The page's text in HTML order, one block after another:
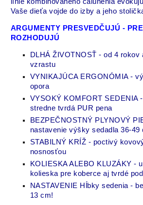
línie kombinovaného čalúnenia
Vaše dieťa vojde do izby a jeho
ARGUMENTY PRESVEDČUJÚ -
ROZHODUJÚ
DLHÁ ŽIVOTNOSŤ - od 4 rokov
vzrastu
VYNIKAJÚCA ERGONÓMIA -
opora
VYSOKÝ KOMFORT SEDENIA
stredne tvrdá PUR pena
BEZPEČNOSTNÝ PLYNOVÝ
nastavenie výšky sedadla 36-49
STABILNÝ KRÍŽ - poctivý
nosnosťou
KOLIESKA ALEBO KLUZÁKY -
kolieska pre koberce aj tvrdé
NASTAVENIE Hĺbky sedenia -
13 cm!